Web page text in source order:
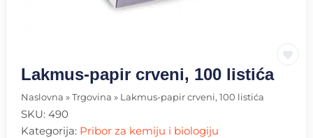
Lakmus-papir crveni, 100 listića
Naslovna » Trgovina » Lakmus-papir crveni, 100 listića
SKU: 490
Kategorija: Pribor za kemiju i biologiju